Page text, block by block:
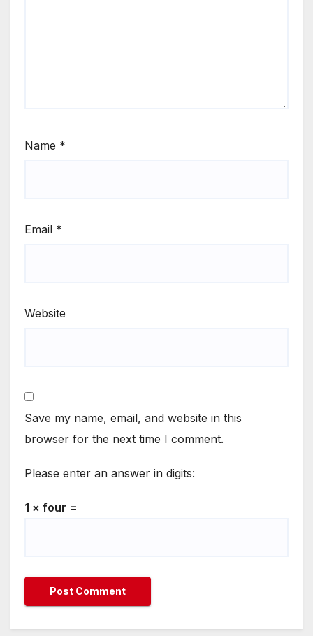
Name *
Email *
Website
Save my name, email, and website in this
browser for the next time I comment.
Please enter an answer in digits:
1 × four =